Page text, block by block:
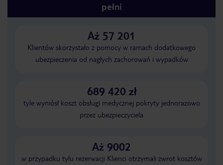
pełni
Aż 57 201
Klientów skorzystało z pomocy w ramach dodatkowego
ubezpieczenia od nagłych zachorowań i wypadków
689 420 zł
tyle wyniósł koszt obsługi medycznej pokryty jednorazowo
przez ubezpieczyciela
Aż 9002
w przypadku tylu rezerwacji Klienci otrzymali zwrot kosztów